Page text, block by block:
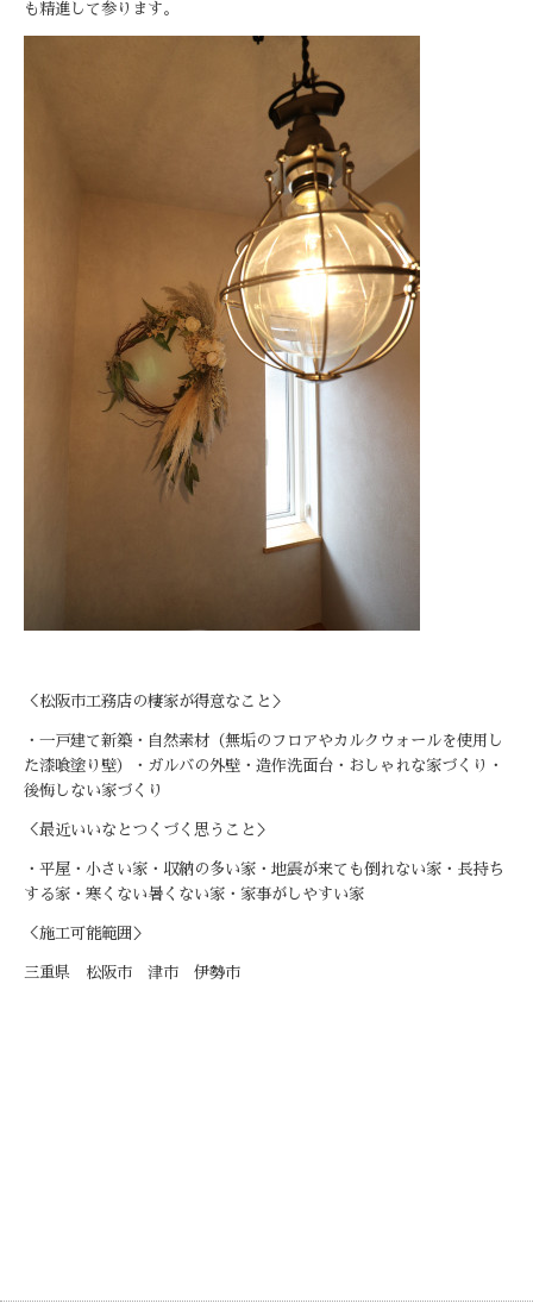
も精進して参ります。
＜松阪市工務店の棲家が得意なこと＞
・一戸建て新築・自然素材（無垢のフロアやカルクウォールを使用し
た漆喰塗り壁）・ガルバの外壁・造作洗面台・おしゃれな家づくり・
後悔しない家づくり
＜最近いいなとつくづく思うこと＞
・平屋・小さい家・収納の多い家・地震が来ても倒れない家・長持ち
する家・寒くない暑くない家・家事がしやすい家
＜施工可能範囲＞
三重県 松阪市 津市 伊勢市